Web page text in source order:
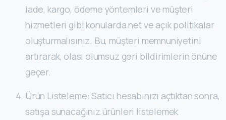
iade, kargo, ödeme yöntemleri ve müşteri
hizmetleri gibi konularda net ve açık politikalar
oluşturmalısınız. Bu, müşteri memnuniyetini
artırarak, olası olumsuz geri bildirimlerin önüne
geçer.
Ürün Listeleme: Satıcı hesabınızı açtıktan sonra,
satışa sunacağınız ürünleri listelemek